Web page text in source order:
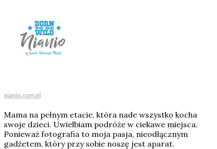
nianio.com.pl
Mama na pełnym etacie, która nade wszystko kocha
swoje dzieci. Uwielbiam podróże w ciekawe miejsca.
Ponieważ fotografia to moja pasja, nieodłącznym
gadżetem, który przy sobie noszę jest aparat.